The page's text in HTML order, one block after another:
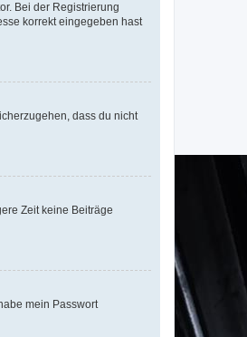
Bei der Registrierung
korrekt eingegeben hast
dass du nicht
Zeit keine Beiträge
mein Passwort